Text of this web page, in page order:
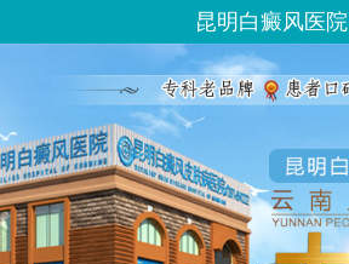
昆明白癜风医院